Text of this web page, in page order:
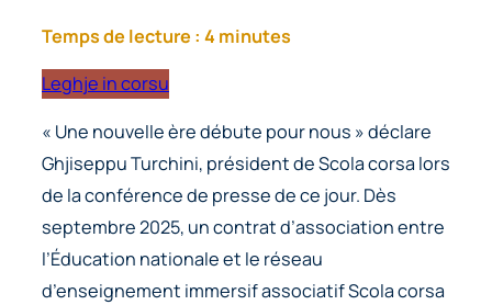
Temps de lecture : 4 minutes
Leghje in corsu
« Une nouvelle ère débute pour nous » déclare
Ghjiseppu Turchini, président de Scola corsa lors
de la conférence de presse de ce jour. Dès
septembre 2025, un contrat d’association entre
l’Éducation nationale et le réseau
d’enseignement immersif associatif Scola corsa